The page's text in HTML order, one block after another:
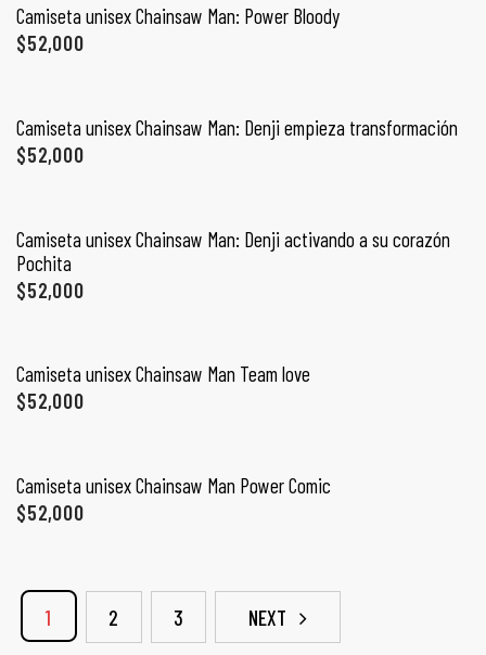
Camiseta unisex Chainsaw Man: Power Bloody
$52,000
Camiseta unisex Chainsaw Man: Denji empieza transformación
$52,000
Camiseta unisex Chainsaw Man: Denji activando a su corazón
Pochita
$52,000
Camiseta unisex Chainsaw Man Team love
$52,000
Camiseta unisex Chainsaw Man Power Comic
$52,000
1 2 3 NEXT